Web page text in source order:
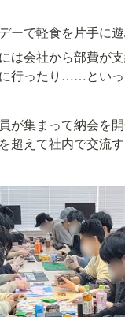
ーで軽食を片手に
は会社から部費が
行ったり……といっ
が集まって納会を
超えて社内で交流